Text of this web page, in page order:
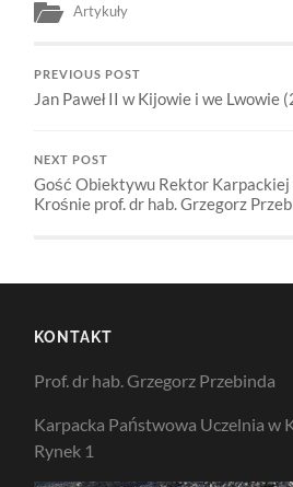
Artykuły
PREVIOUS POST
Jan Paweł II w Kijowie i we Lwowie
NEXT POST
Gość Obiektywu Rektor
Krośnie prof. dr hab. Grzegorz
KONTAKT
Prof. dr hab. Grzegorz Przebinda
Karpacka Państwowa Uczelnia w
Rynek 1